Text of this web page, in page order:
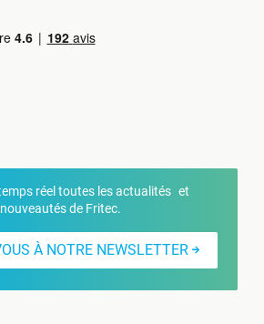
réel toutes les actualités et
nouveautés de Fritec.
À NOTRE NEWSLETTER